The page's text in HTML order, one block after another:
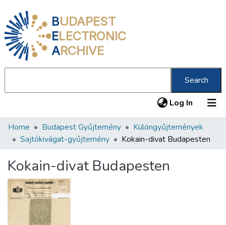
BUDAPEST
ELECTRONIC
ARCHIVE
Search
Log In (current)
Communities & Collections
Statistics
About us
Home Budapest Gyűjtemény
Különgyűjtemények
Sajtókivágat-gyűjtemény
Kokain-divat Budapesten
Kokain-divat Budapesten